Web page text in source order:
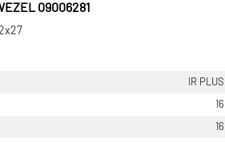
09006281
IR PLUS
16
16